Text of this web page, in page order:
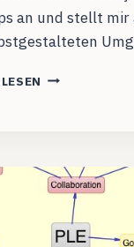
an und stellt mir
SYMBALOO,